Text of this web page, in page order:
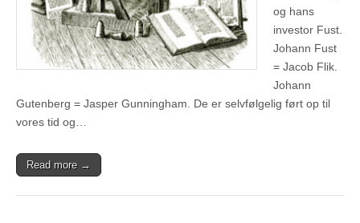
og hans
investor Fust.
Johann Fust
= Jacob Flik.
Johann
Gutenberg = Jasper Gunningham. De er selvfølgelig ført op til
vores tid og…
Read more →